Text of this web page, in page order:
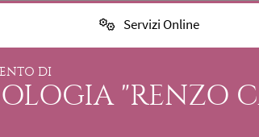
Servizi Online
DI
"RENZO